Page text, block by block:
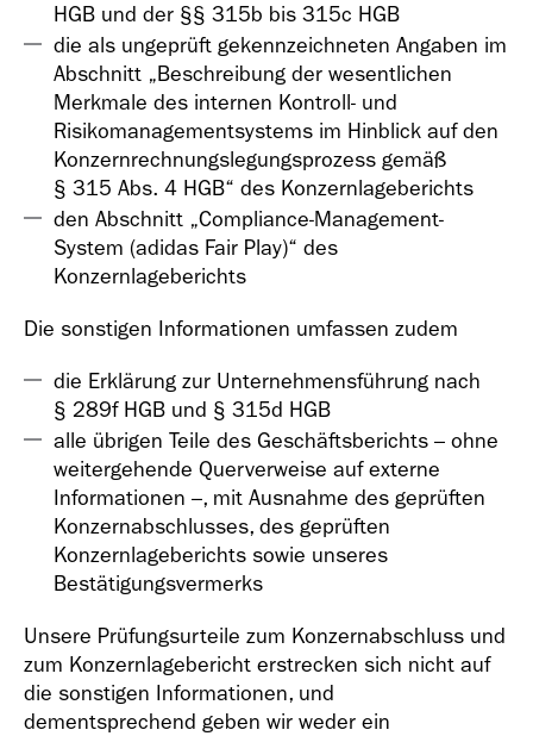
HGB und der §§ 315b bis 315c HGB
die als ungeprüft gekennzeichneten Angaben im
Abschnitt „Beschreibung der wesentlichen
Merkmale des internen Kontroll- und
Risikomanagementsystems im Hinblick auf den
Konzernrechnungslegungsprozess gemäß
§ 315 Abs. 4 HGB“ des Konzernlageberichts
den Abschnitt „Compliance-Management-
System (adidas Fair Play)“ des
Konzernlageberichts
Die sonstigen Informationen umfassen zudem
die Erklärung zur Unternehmensführung nach
§ 289f HGB und § 315d HGB
alle übrigen Teile des Geschäftsberichts – ohne
weitergehende Querverweise auf externe
Informationen –, mit Ausnahme des geprüften
Konzernabschlusses, des geprüften
Konzernlageberichts sowie unseres
Bestätigungsvermerks
Unsere Prüfungsurteile zum Konzernabschluss und
zum Konzernlagebericht erstrecken sich nicht auf
die sonstigen Informationen, und
dementsprechend geben wir weder ein